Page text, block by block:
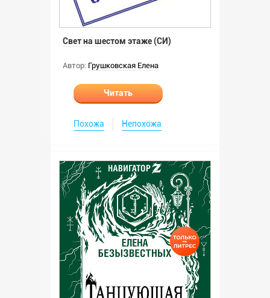
Свет на шестом этаже (СИ)
Автор: Грушковская Елена
Читать
Похожа Непохожа